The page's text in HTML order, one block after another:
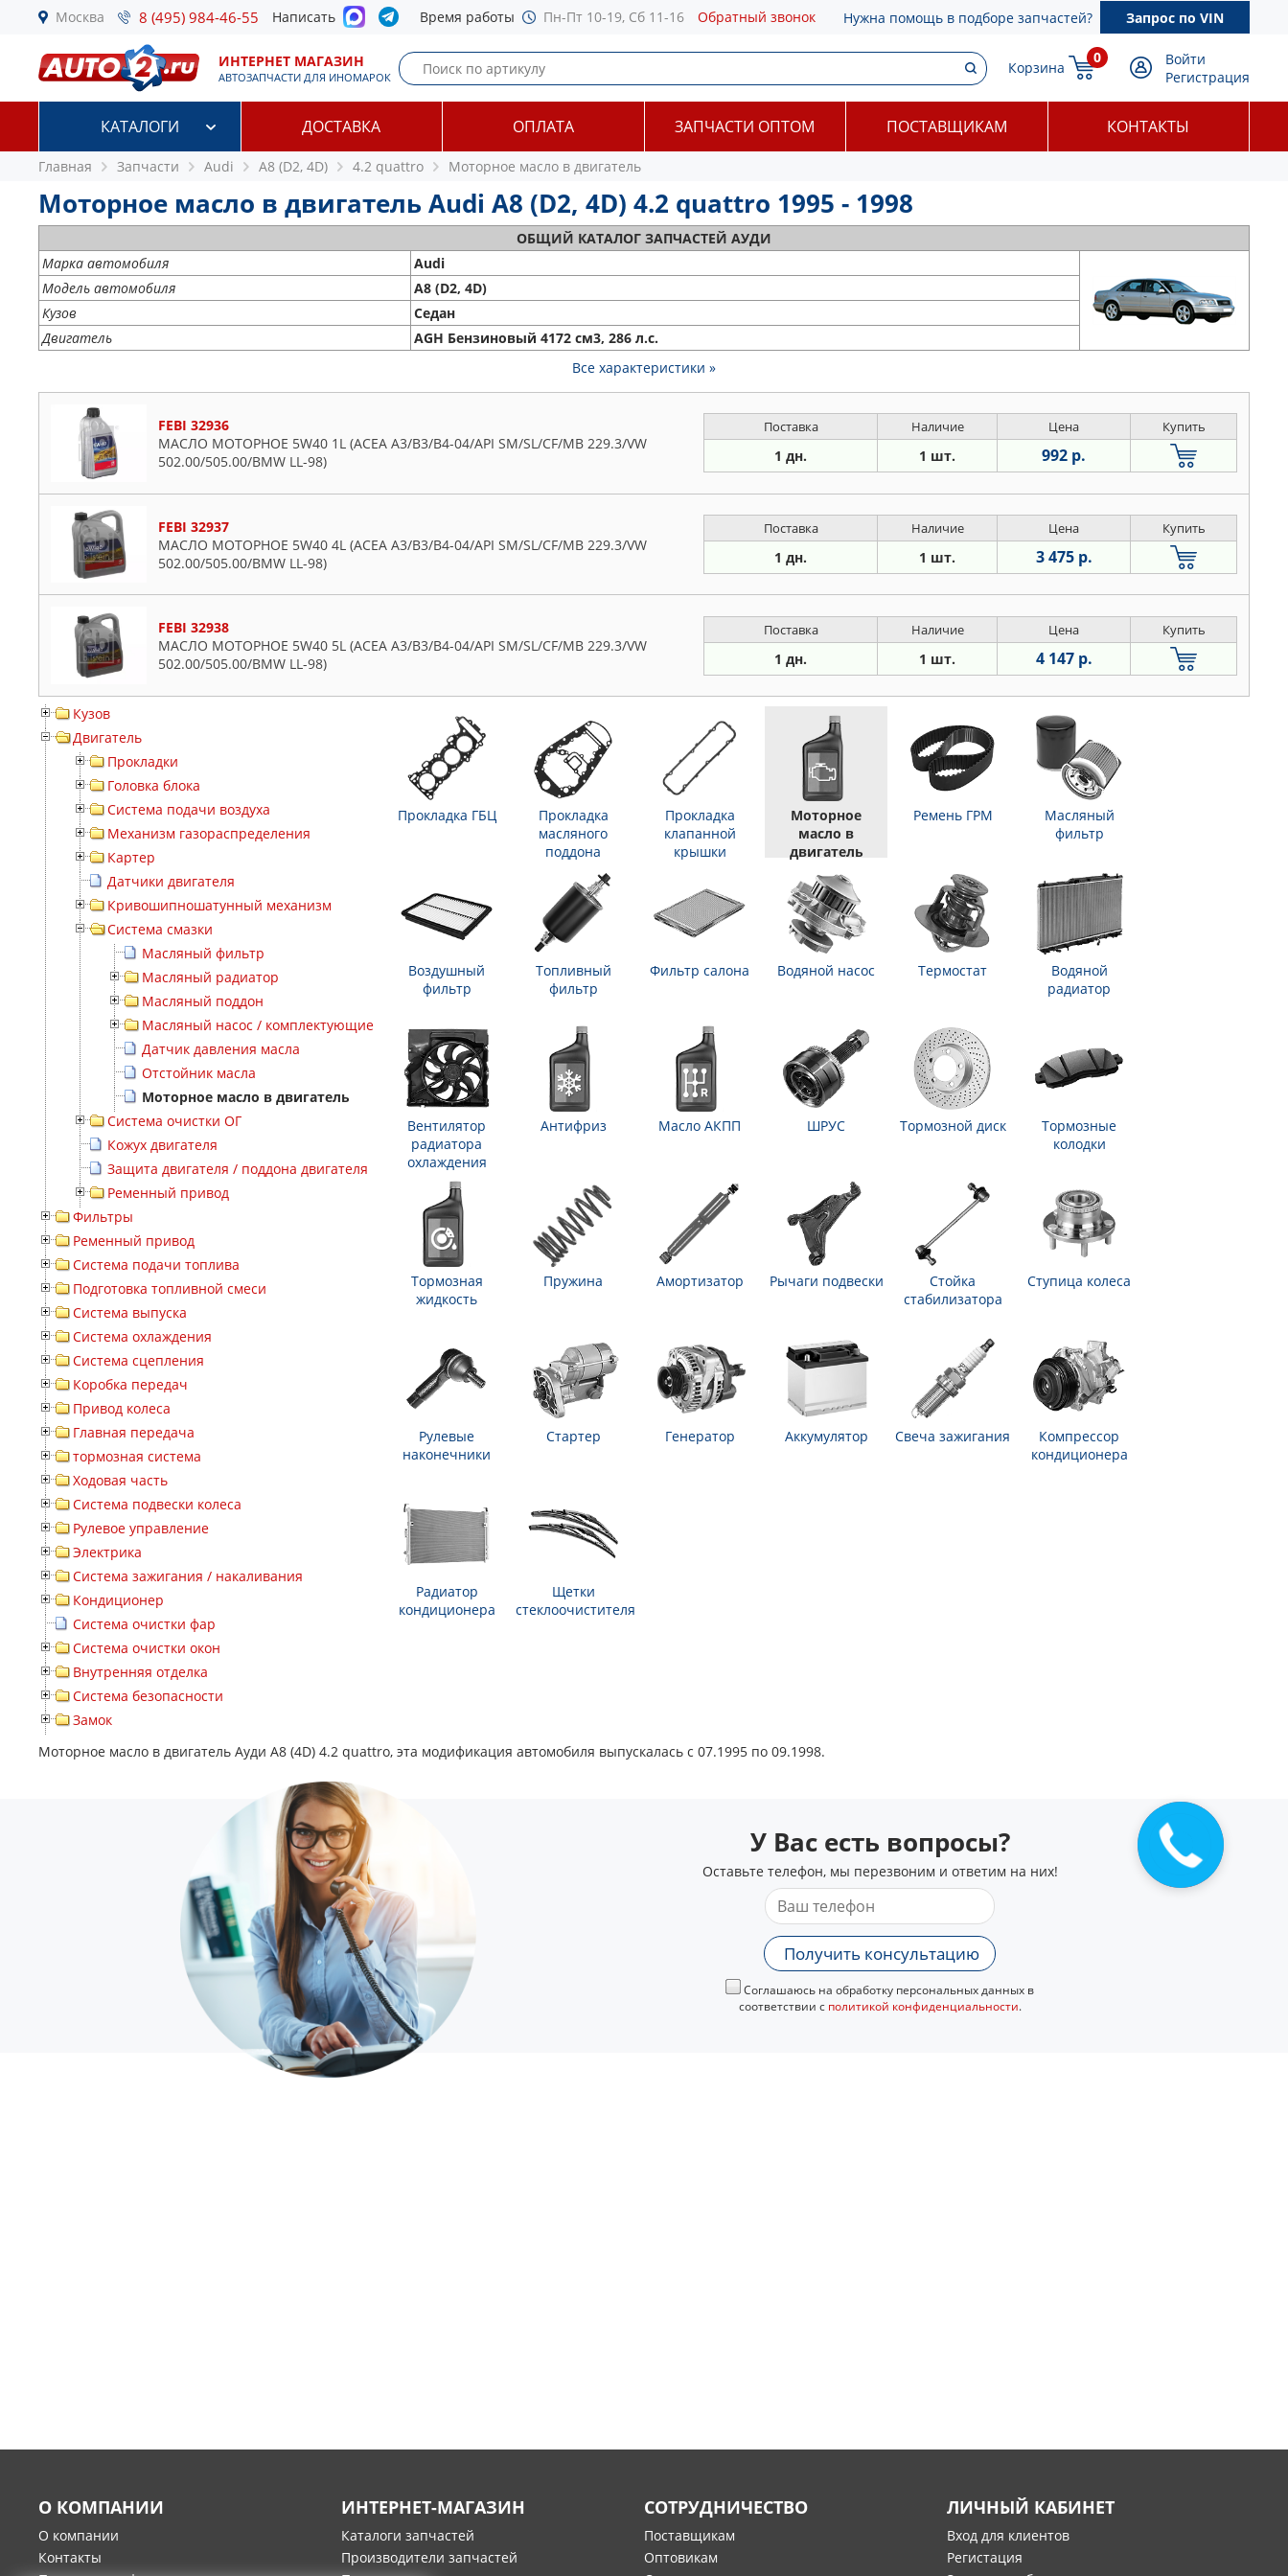
Москва 8 (495) 984-46-55 Написать Время работы Пн-Пт 10-19, Сб 11-16 Обратный звонок Нужна помощь в подборе запчастей? Запрос по VIN
ИНТЕРНЕТ МАГАЗИН
АВТОЗАПЧАСТИ ДЛЯ ИНОМАРОК
Корзина
0
Войти
Регистрация
КАТАЛОГИ ДОСТАВКА ОПЛАТА ЗАПЧАСТИ ОПТОМ ПОСТАВЩИКАМ КОНТАКТЫ
Главная Запчасти Audi A8 (D2, 4D) 4.2 quattro Моторное масло в двигатель
Моторное масло в двигатель Audi A8 (D2, 4D) 4.2 quattro 1995 - 1998
ОБЩИЙ КАТАЛОГ ЗАПЧАСТЕЙ АУДИ
Марка автомобиля
Audi
Модель автомобиля
A8 (D2, 4D)
Кузов
Седан
Двигатель
AGH Бензиновый 4172 см3, 286 л.с.
Все характеристики »
FEBI 32936
МАСЛО МОТОРНОЕ 5W40 1L (ACEA A3/B3/B4-04/API SM/SL/CF/MB 229.3/VW
502.00/505.00/BMW LL-98)
Поставка Наличие Цена Купить
1 дн. 1 шт. 992 р.
FEBI 32937
МАСЛО МОТОРНОЕ 5W40 4L (ACEA A3/B3/B4-04/API SM/SL/CF/MB 229.3/VW
502.00/505.00/BMW LL-98)
Поставка Наличие Цена Купить
1 дн. 1 шт. 3 475 р.
FEBI 32938
МАСЛО МОТОРНОЕ 5W40 5L (ACEA A3/B3/B4-04/API SM/SL/CF/MB 229.3/VW
502.00/505.00/BMW LL-98)
Поставка Наличие Цена Купить
1 дн. 1 шт. 4 147 р.
Кузов
Двигатель
Прокладки
Головка блока
Система подачи воздуха
Механизм газораспределения
Картер
Датчики двигателя
Кривошипношатунный механизм
Система смазки
Масляный фильтр
Масляный радиатор
Масляный поддон
Масляный насос / комплектующие
Датчик давления масла
Отстойник масла
Моторное масло в двигатель
Система очистки ОГ
Кожух двигателя
Защита двигателя / поддона двигателя
Ременный привод
Фильтры
Ременный привод
Система подачи топлива
Подготовка топливной смеси
Система выпуска
Система охлаждения
Система сцепления
Коробка передач
Привод колеса
Главная передача
тормозная система
Ходовая часть
Система подвески колеса
Рулевое управление
Электрика
Система зажигания / накаливания
Кондиционер
Система очистки фар
Система очистки окон
Внутренняя отделка
Система безопасности
Замок
Прокладка ГБЦ
Прокладка
масляного
поддона
Прокладка
клапанной
крышки
Моторное
масло в
двигатель
Ремень ГРМ
Масляный
фильтр
Воздушный
фильтр
Топливный
фильтр
Фильтр салона Водяной насос Термостат
Водяной
радиатор
Вентилятор
радиатора
охлаждения
Антифриз Масло АКПП ШРУС Тормозной диск
Тормозные
колодки
Тормозная
жидкость
Пружина Амортизатор Рычаги подвески
Стойка
стабилизатора
Ступица колеса
Рулевые
наконечники
Стартер Генератор Аккумулятор Свеча зажигания
Компрессор
кондиционера
Радиатор
кондиционера
Щетки
стеклоочистителя
Моторное масло в двигатель Ауди А8 (4D) 4.2 quattro, эта модификация автомобиля выпускалась с 07.1995 по 09.1998.
У Вас есть вопросы?
Оставьте телефон, мы перезвоним и ответим на них!
Получить консультацию
Соглашаюсь на обработку персональных данных в
соответствии с политикой конфиденциальности.
О КОМПАНИИ
О компании
Контакты
ИНТЕРНЕТ-МАГАЗИН
Каталоги запчастей
Производители запчастей
СОТРУДНИЧЕСТВО
Поставщикам
Оптовикам
ЛИЧНЫЙ КАБИНЕТ
Вход для клиентов
Регистация